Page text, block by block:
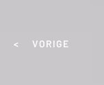
< VORIGE